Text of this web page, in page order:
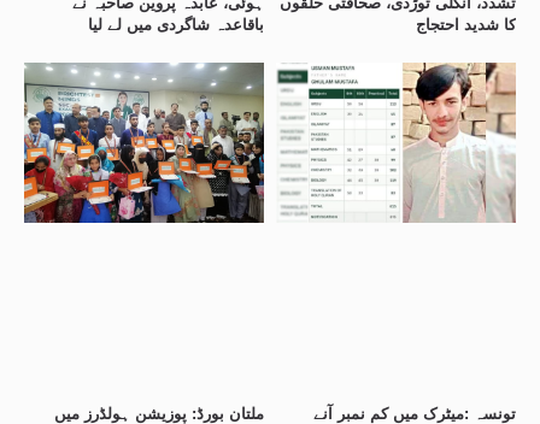
باقاعدہ شاگردی میں لے لیا
کا شدید احتجاج
ملتان بورڈ: پوزیشن ہولڈرز میں
تونسہ :میٹرک میں کم نمبر آنے